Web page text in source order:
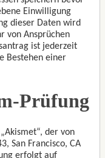
Einwilligung
dieser Daten wird
von Ansprüchen
ist jederzeit
Bestehen einer
Prüfung
der von
San Francisco, CA
erfolgt auf